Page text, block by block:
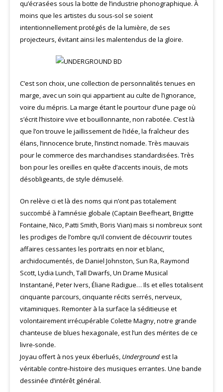
qu’écrasées sous la botte de l’industrie phonographique. À
moins que les artistes du sous-sol se soient
intentionnellement protégés de la lumière, de ses
projecteurs, évitant ainsi les malentendus de la gloire.
C’est son choix, une collection de personnalités tenues en
marge, avec un soin qui appartient au culte de l’ignorance,
voire du mépris. La marge étant le pourtour d’une page où
s’écrit l’histoire vive et bouillonnante, non rabotée. C’est là
que l’on trouve le jaillissement de l’idée, la fraîcheur des
élans, l’innocence brute, l’instinct nomade. Très mauvais
pour le commerce des marchandises standardisées. Très
bon pour les oreilles en quête d’accents inouïs, de mots
désobligeants, de style démuselé.
On relève ci et là des noms qui n’ont pas totalement
succombé à l’amnésie globale (Captain Beefheart, Brigitte
Fontaine, Nico, Patti Smith, Boris Vian) mais si nombreux sont
les prodiges de l’ombre qu’il convient de découvrir toutes
affaires cessantes les portraits en noir et blanc,
archidocumentés, de Daniel Johnston, Sun Ra, Raymond
Scott, Lydia Lunch, Tall Dwarfs, Un Drame Musical
Instantané, Peter Ivers, Éliane Radigue… Ils et elles totalisent
cinquante parcours, cinquante récits serrés, nerveux,
vitaminiques. Remonter à la surface la séditieuse et
volontairement irrécupérable Colette Magny, notre grande
chanteuse de blues hexagonale, est l’un des mérites de ce
livre-sonde.
Joyau offert à nos yeux éberlués, Undergroundest la
véritable contre-histoire des musiques errantes. Une bande
dessinée d’intérêt général.